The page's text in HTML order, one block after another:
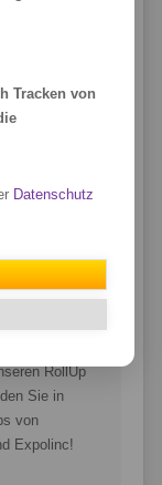
RollUp
Sie in
von
Expolinc!
Tracken von
Datenschutz